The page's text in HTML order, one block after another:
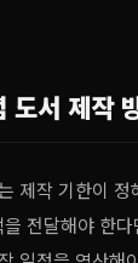
도서 제작
제작 기한이
전달해야 한